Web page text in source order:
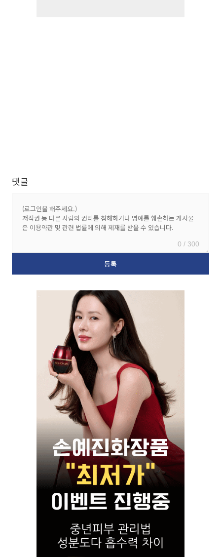
댓글
0 / 300